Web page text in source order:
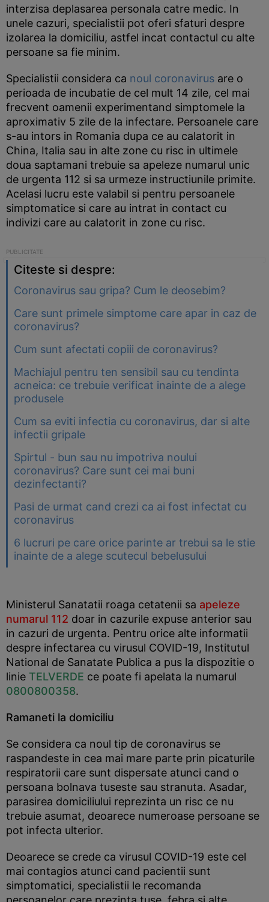
interzisa deplasarea personala catre medic. In
unele cazuri, specialistii pot oferi sfaturi despre
izolarea la domiciliu, astfel incat contactul cu alte
persoane sa fie minim.
Specialistii considera ca noul coronavirus are o
perioada de incubatie de cel mult 14 zile, cel mai
frecvent oamenii experimentand simptomele la
aproximativ 5 zile de la infectare. Persoanele care
s-au intors in Romania dupa ce au calatorit in
China, Italia sau in alte zone cu risc in ultimele
doua saptamani trebuie sa apeleze numarul unic
de urgenta 112 si sa urmeze instructiunile primite.
Acelasi lucru este valabil si pentru persoanele
simptomatice si care au intrat in contact cu
indivizi care au calatorit in zone cu risc.
Citeste si despre:
Coronavirus sau gripa? Cum le deosebim?
Care sunt primele simptome care apar in caz de
coronavirus?
Cum sunt afectati copiii de coronavirus?
Machiajul pentru ten sensibil sau cu tendinta
acneica: ce trebuie verificat inainte de a alege
produsele
Cum sa eviti infectia cu coronavirus, dar si alte
infectii gripale
Spirtul - bun sau nu impotriva noului
coronavirus? Care sunt cei mai buni
dezinfectanti?
Pasi de urmat cand crezi ca ai fost infectat cu
coronavirus
6 lucruri pe care orice parinte ar trebui sa le stie
inainte de a alege scutecul bebelusului
Ministerul Sanatatii roaga cetatenii sa apeleze
numarul 112 doar in cazurile expuse anterior sau
in cazuri de urgenta. Pentru orice alte informatii
despre infectarea cu virusul COVID-19, Institutul
National de Sanatate Publica a pus la dispozitie o
linie TELVERDE ce poate fi apelata la numarul
0800800358.
Ramaneti la domiciliu
Se considera ca noul tip de coronavirus se
raspandeste in cea mai mare parte prin picaturile
respiratorii care sunt dispersate atunci cand o
persoana bolnava tuseste sau stranuta. Asadar,
parasirea domiciliului reprezinta un risc ce nu
trebuie asumat, deoarece numeroase persoane se
pot infecta ulterior.
Deoarece se crede ca virusul COVID-19 este cel
mai contagios atunci cand pacientii sunt
simptomatici, specialistii le recomanda